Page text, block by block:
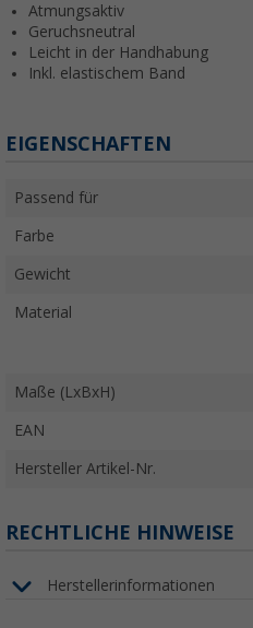
Atmungsaktiv
Geruchsneutral
Leicht in der Handhabung
Inkl. elastischem Band
EIGENSCHAFTEN
Passend für
Farbe
Gewicht
Material
Maße (LxBxH)
EAN
Hersteller Artikel-Nr.
RECHTLICHE HINWEISE
Herstellerinformationen